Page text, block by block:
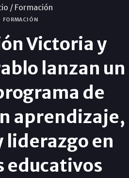
/ Formación
FORMACIÓN
Victoria y
lanzan un
de
aprendizaje,
liderazgo en
educativos